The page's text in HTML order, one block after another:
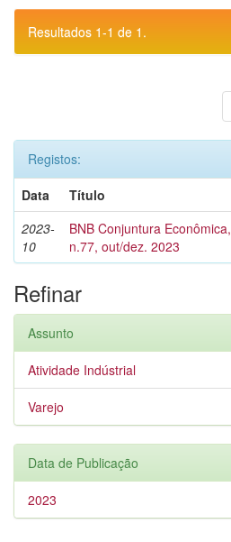
Resultados 1-1 de 1.
Registos:
Data
Título
2023-
10
BNB Conjuntura Econômica,
n.77, out/dez. 2023
Refinar
Assunto
Atividade Indústrial
Varejo
Data de Publicação
2023